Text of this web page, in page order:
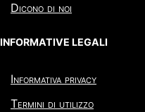
Dicono di noi
INFORMATIVE LEGALI
Informativa privacy
Termini di utilizzo